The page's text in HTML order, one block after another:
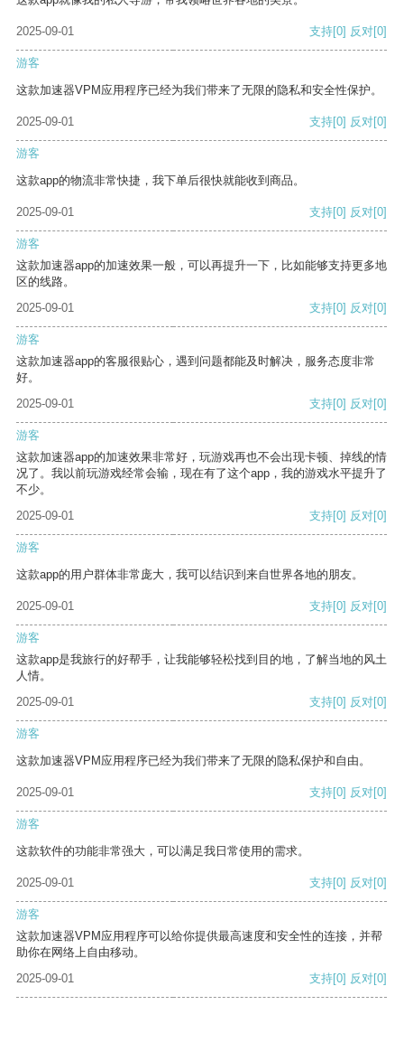
2025-09-01 支持[0] 反对[0]
游客
这款加速器VPM应用程序已经为我们带来了无限的隐私和安全性保护。
2025-09-01 支持[0] 反对[0]
游客
这款app的物流非常快捷，我下单后很快就能收到商品。
2025-09-01 支持[0] 反对[0]
游客
这款加速器app的加速效果一般，可以再提升一下，比如能够支持更多地
区的线路。
2025-09-01
支持[0] 反对[0]
游客
这款加速器app的客服很贴心，遇到问题都能及时解决，服务态度非常
好。
2025-09-01
支持[0] 反对[0]
游客
这款加速器app的加速效果非常好，玩游戏再也不会出现卡顿、掉线的情
况了。我以前玩游戏经常会输，现在有了这个app，我的游戏水平提升了
不少。
2025-09-01
支持[0] 反对[0]
游客
这款app的用户群体非常庞大，我可以结识到来自世界各地的朋友。
2025-09-01 支持[0] 反对[0]
游客
这款app是我旅行的好帮手，让我能够轻松找到目的地，了解当地的风土
人情。
2025-09-01
支持[0] 反对[0]
游客
这款加速器VPM应用程序已经为我们带来了无限的隐私保护和自由。
2025-09-01 支持[0] 反对[0]
游客
这款软件的功能非常强大，可以满足我日常使用的需求。
2025-09-01 支持[0] 反对[0]
游客
这款加速器VPM应用程序可以给你提供最高速度和安全性的连接，并帮
助你在网络上自由移动。
2025-09-01
支持[0] 反对[0]